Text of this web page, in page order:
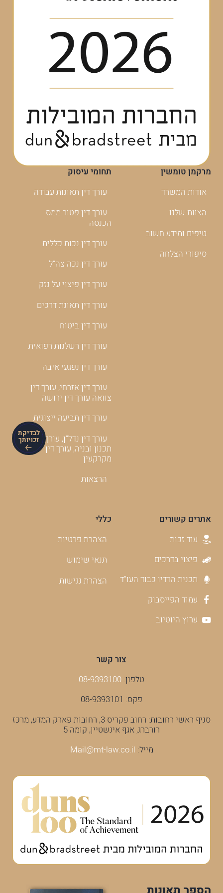
לבדיקת
זכויותך
מרקמן טומשין
אודות המשרד
הצוות שלנו
טיפים ומידע חשוב
סיפורי הצלחה
תחומי עיסוק
עורך דין תאונות עבודה
עורך דין פטור ממס
הכנסה
עורך דין נכות כללית
עורך דין נכה צה"ל
עורך דין פיצוי על נזק
עורך דין תאונת דרכים
עורך דין ביטוח
עורך דין רשלנות רפואית
עורך דין נפגעי איבה
עורך דין אזרחי, עורך דין
צוואה עורך דין ירושה
עורך דין תביעה ייצוגית
עורך דין נדל"ן, עורך דין
תכנון ובניה, עורך דין
מקרקעין
הרצאות
אתרים קשורים
עוד זכות
פיצוי בדרכים
תכנית הרדיו כבוד העו"ד
עמוד הפייסבוק
ערוץ היוטיוב
כללי
הצהרת פרטיות
תנאי שימוש
הצהרת נגישות
צור קשר
טלפון: 08-9393100
פקס: 08-9393101
סניף ראשי רחובות: רחוב פקריס 3, רחובות פארק המדע, מרכז
רורברג, אגף אינשטיין, קומה 5
מייל: Mail@mt-law.co.il